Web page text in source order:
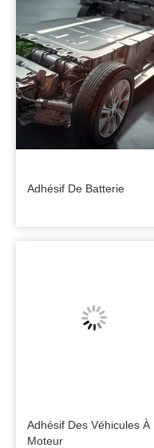
Adhésif De Batterie
Adhésif Des Véhicules À
Moteur